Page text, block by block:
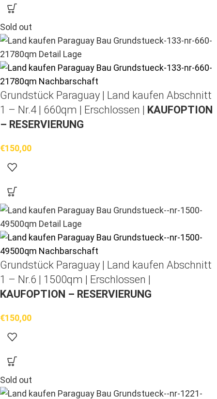
Sold out
Grundstück Paraguay | Land kaufen Abschnitt
1 – Nr.4 | 660qm | Erschlossen | KAUFOPTION
– RESERVIERUNG
€150,00
Grundstück Paraguay | Land kaufen Abschnitt
1 – Nr.6 | 1500qm | Erschlossen |
KAUFOPTION – RESERVIERUNG
€150,00
Sold out